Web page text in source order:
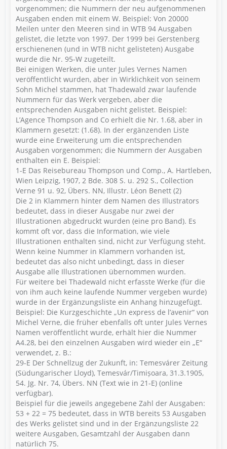
vorgenommen; die Nummern der neu aufgenommenen
Ausgaben enden mit einem W. Beispiel: Von 20000
Meilen unter den Meeren sind in WTB 94 Ausgaben
gelistet, die letzte von 1997. Der 1999 bei Gerstenberg
erschienenen (und in WTB nicht gelisteten) Ausgabe
wurde die Nr. 95-W zugeteilt.
Bei einigen Werken, die unter Jules Vernes Namen
veröffentlicht wurden, aber in Wirklichkeit von seinem
Sohn Michel stammen, hat Thadewald zwar laufende
Nummern für das Werk vergeben, aber die
entsprechenden Ausgaben nicht gelistet. Beispiel:
L’Agence Thompson and Co erhielt die Nr. 1.68, aber in
Klammern gesetzt: (1.68). In der ergänzenden Liste
wurde eine Erweiterung um die entsprechenden
Ausgaben vorgenommen; die Nummern der Ausgaben
enthalten ein E. Beispiel:
1-E Das Reisebureau Thompson und Comp., A. Hartleben,
Wien Leipzig, 1907, 2 Bde. 308 S. u. 292 S., Collection
Verne 91 u. 92, Übers. NN, Illustr. Léon Benett (2)
Die 2 in Klammern hinter dem Namen des Illustrators
bedeutet, dass in dieser Ausgabe nur zwei der
Illustrationen abgedruckt wurden (eine pro Band). Es
kommt oft vor, dass die Information, wie viele
Illustrationen enthalten sind, nicht zur Verfügung steht.
Wenn keine Nummer in Klammern vorhanden ist,
bedeutet das also nicht unbedingt, dass in dieser
Ausgabe alle Illustrationen übernommen wurden.
Für weitere bei Thadewald nicht erfasste Werke (für die
von ihm auch keine laufende Nummer vergeben wurde)
wurde in der Ergänzungsliste ein Anhang hinzugefügt.
Beispiel: Die Kurzgeschichte „Un express de l’avenir“ von
Michel Verne, die früher ebenfalls oft unter Jules Vernes
Namen veröffentlicht wurde, erhält hier die Nummer
A4.28, bei den einzelnen Ausgaben wird wieder ein „E“
verwendet, z. B.:
29-E Der Schnellzug der Zukunft, in: Temesvárer Zeitung
(Südungarischer Lloyd), Temesvár/Timișoara, 31.3.1905,
54. Jg. Nr. 74, Übers. NN (Text wie in 21-E) (online
verfügbar).
Beispiel für die jeweils angegebene Zahl der Ausgaben:
53 + 22 = 75 bedeutet, dass in WTB bereits 53 Ausgaben
des Werks gelistet sind und in der Ergänzungsliste 22
weitere Ausgaben, Gesamtzahl der Ausgaben dann
natürlich 75.